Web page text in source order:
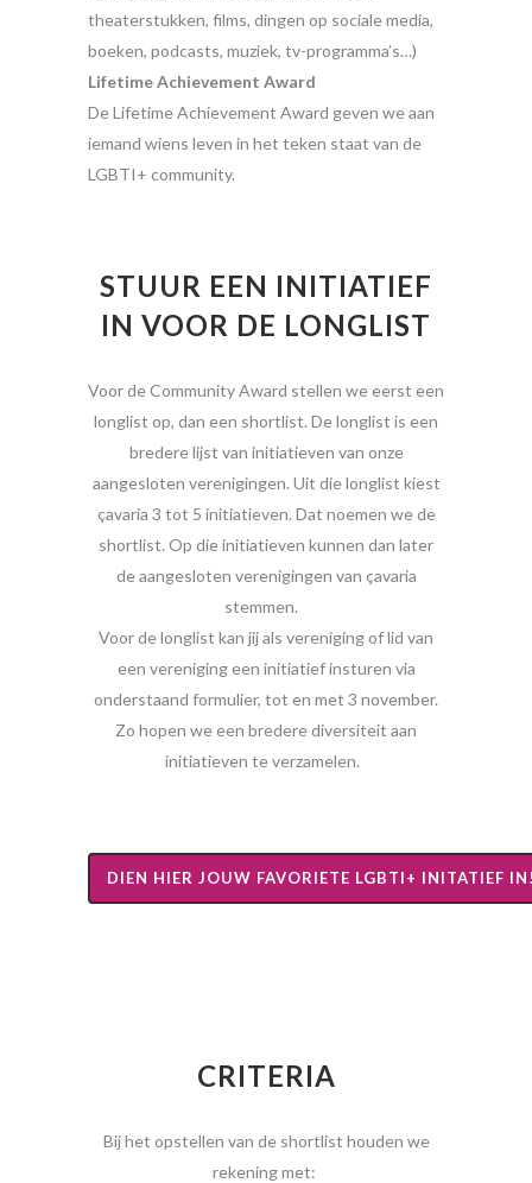
theaterstukken, films, dingen op sociale media,
boeken, podcasts, muziek, tv-programma’s…)
LifetimeAchievement Award
DeLifetimeAchievement Award geven we aan
iemand wiens leven in het teken staat van de
LGBTI+ community.
STUUR EEN INITIATIEF
IN VOOR DE LONGLIST
Voor de Community Award stellen we eerst een
longlist op, dan een shortlist. De longlist is een
bredere lijst van initiatieven van onze
aangesloten verenigingen. Uit die longlist kiest
çavaria 3 tot 5 initiatieven. Dat noemen we de
shortlist. Op die initiatieven kunnen dan later
de aangesloten verenigingen van çavaria
stemmen.
Voor de longlist kan jij als vereniging of lid van
een vereniging een initiatief insturen via
onderstaand formulier, tot en met 3 november.
Zo hopen we een bredere diversiteit aan
initiatieven te verzamelen.
DIEN HIER JOUW FAVORIETE LGBTI+ INITATIEF
CRITERIA
Bij het opstellen van de shortlist houden we
rekening met: